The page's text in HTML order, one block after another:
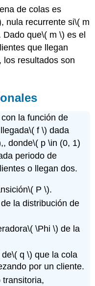
de colas es
, nula recurrente si\( m
Dado que\( m \) es el
que llegan
los resultados son
la función de
\( f \) dada
,, donde\( p \in (0, 1)
periodo de
o llegan dos.
\( P \).
de la distribución de
\( \Phi \) de la
de\( q \) que la cola
por un cliente.
transitoria,